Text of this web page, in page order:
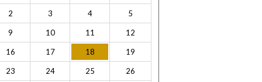
2 3 4 5
9 10 11 12
16 17 18 19
23 24 25 26